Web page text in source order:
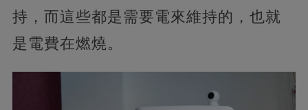
持， 而這些都是需要電來維持的，也就
是電費在燃燒。